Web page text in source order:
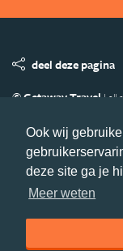
Ook wij
deze site ga je
Meer weten
deel deze pagina
© Getaway Travel | all
Copyright
Privacy
Volg Azie.nl
Nieuwsbrief